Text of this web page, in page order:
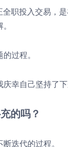
职投入交易，
过程。
幸自己坚持了
的吗？
迭代的过程。